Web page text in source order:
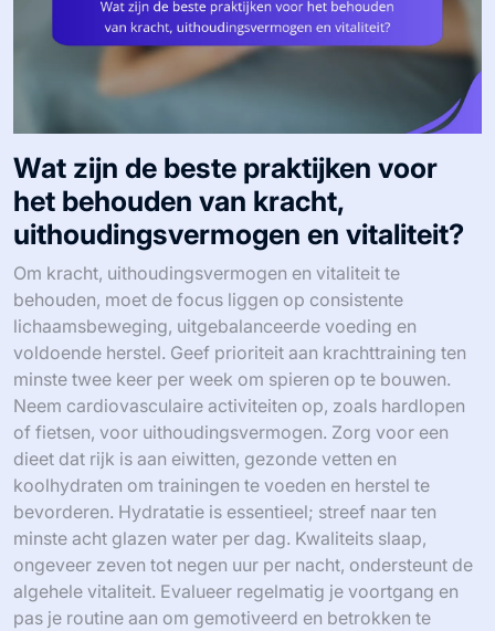
Wat zijn de beste praktijken voor
het behouden van kracht,
uithoudingsvermogen en vitaliteit?
Om kracht, uithoudingsvermogen en vitaliteit te
behouden, moet de focus liggen op consistente
lichaamsbeweging, uitgebalanceerde voeding en
voldoende herstel. Geef prioriteit aan krachttraining ten
minste twee keer per week om spieren op te bouwen.
Neem cardiovasculaire activiteiten op, zoals hardlopen
of fietsen, voor uithoudingsvermogen. Zorg voor een
dieet dat rijk is aan eiwitten, gezonde vetten en
koolhydraten om trainingen te voeden en herstel te
bevorderen. Hydratatie is essentieel; streef naar ten
minste acht glazen water per dag. Kwaliteits slaap,
ongeveer zeven tot negen uur per nacht, ondersteunt de
algehele vitaliteit. Evalueer regelmatig je voortgang en
pas je routine aan om gemotiveerd en betrokken te